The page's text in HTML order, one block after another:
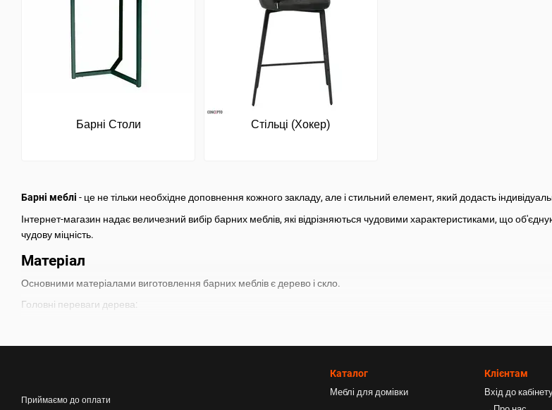
Барні меблі - це не тільки необхідне доповнення кожного закладу, але і стильний елемент, який додасть
Інтернет-магазин надає величезний вибір барних меблів, які відрізняються чудовими характеристиками, що
чудову міцність.
Матеріал
Основними матеріалами виготовлення барних меблів є дерево і скло.
Головні переваги дерева:
довговічність;
Дерево цінне своїми природними якостями і повною безпекою для здоров'я.
Барні Столи Стільці (Хокер)
Приймаємо до оплати
Каталог
Меблі для домівки
Клієнтам
Вхід до